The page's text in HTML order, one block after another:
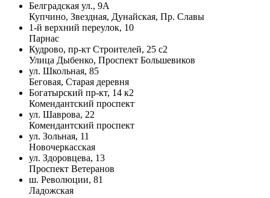
Белградская ул., 9А
Купчино, Звездная, Дунайская, Пр. Славы
1-й верхний переулок, 10
Парнас
Кудрово, пр-кт Строителей, 25 с2
Улица Дыбенко, Проспект Большевиков
ул. Школьная, 85
Беговая, Старая деревня
Богатырский пр-кт, 14 к2
Комендантский проспект
ул. Шаврова, 22
Комендантский проспект
ул. Зольная, 11
Новочеркасская
ул. Здоровцева, 13
Проспект Ветеранов
ш. Революции, 81
Ладожская